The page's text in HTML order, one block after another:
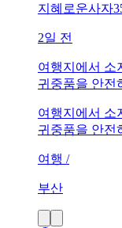
지혜로운사자
2일 전
여행지에서 소
귀중품을 안전
여행지에서 소
귀중품을 안전
여행 /
부산